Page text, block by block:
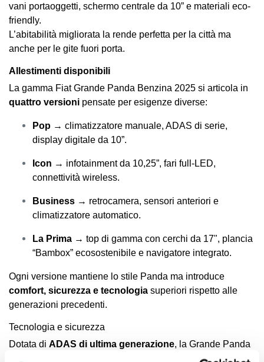
vani portaoggetti, schermo centrale da 10” e materiali eco-
friendly.
L’abitabilità migliorata la rende perfetta per la città ma
anche per le gite fuori porta.
Allestimenti disponibili
La gamma Fiat Grande Panda Benzina 2025 si articola in
quattro versioni pensate per esigenze diverse:
Pop → climatizzatore manuale, ADAS di serie,
display digitale da 10”.
Icon → infotainment da 10,25”, fari full-LED,
connettività wireless.
Business → retrocamera, sensori anteriori e
climatizzatore automatico.
La Prima → top di gamma con cerchi da 17", plancia
“Bambox” ecosostenibile e navigatore integrato.
Ogni versione mantiene lo stile Panda ma introduce
comfort, sicurezza e tecnologia superiori rispetto alle
generazioni precedenti.
Tecnologia e sicurezza
Dotata di ADAS di ultima generazione, la Grande Panda
garantisce massima sicurezza in ogni situazione.